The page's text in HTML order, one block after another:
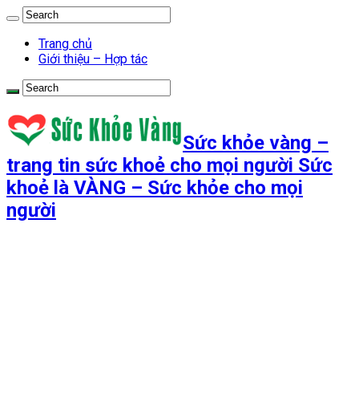
Trang chủ
Giới thiệu – Hợp tác
Sức khỏe vàng –
trang tin sức khoẻ cho mọi người Sức
khoẻ là VÀNG – Sức khỏe cho mọi
người